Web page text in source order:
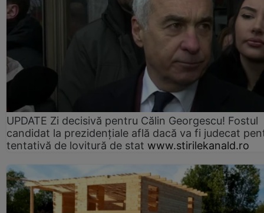
UPDATE Zi decisivă pentru Călin Georgescu! Fostul
candidat la prezidențiale află dacă va fi judecat
tentativă de lovitură de stat www.stirilekanald.ro